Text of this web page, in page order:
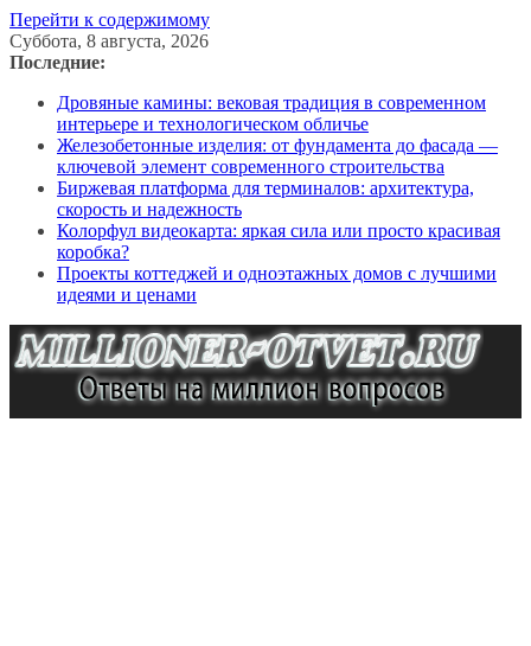
Перейти к содержимому
Суббота, 8 августа, 2026
Последние:
Дровяные камины: вековая традиция в современном
интерьере и технологическом обличье
Железобетонные изделия: от фундамента до фасада —
ключевой элемент современного строительства
Биржевая платформа для терминалов: архитектура,
скорость и надежность
Колорфул видеокарта: яркая сила или просто красивая
коробка?
Проекты коттеджей и одноэтажных домов с лучшими
идеями и ценами